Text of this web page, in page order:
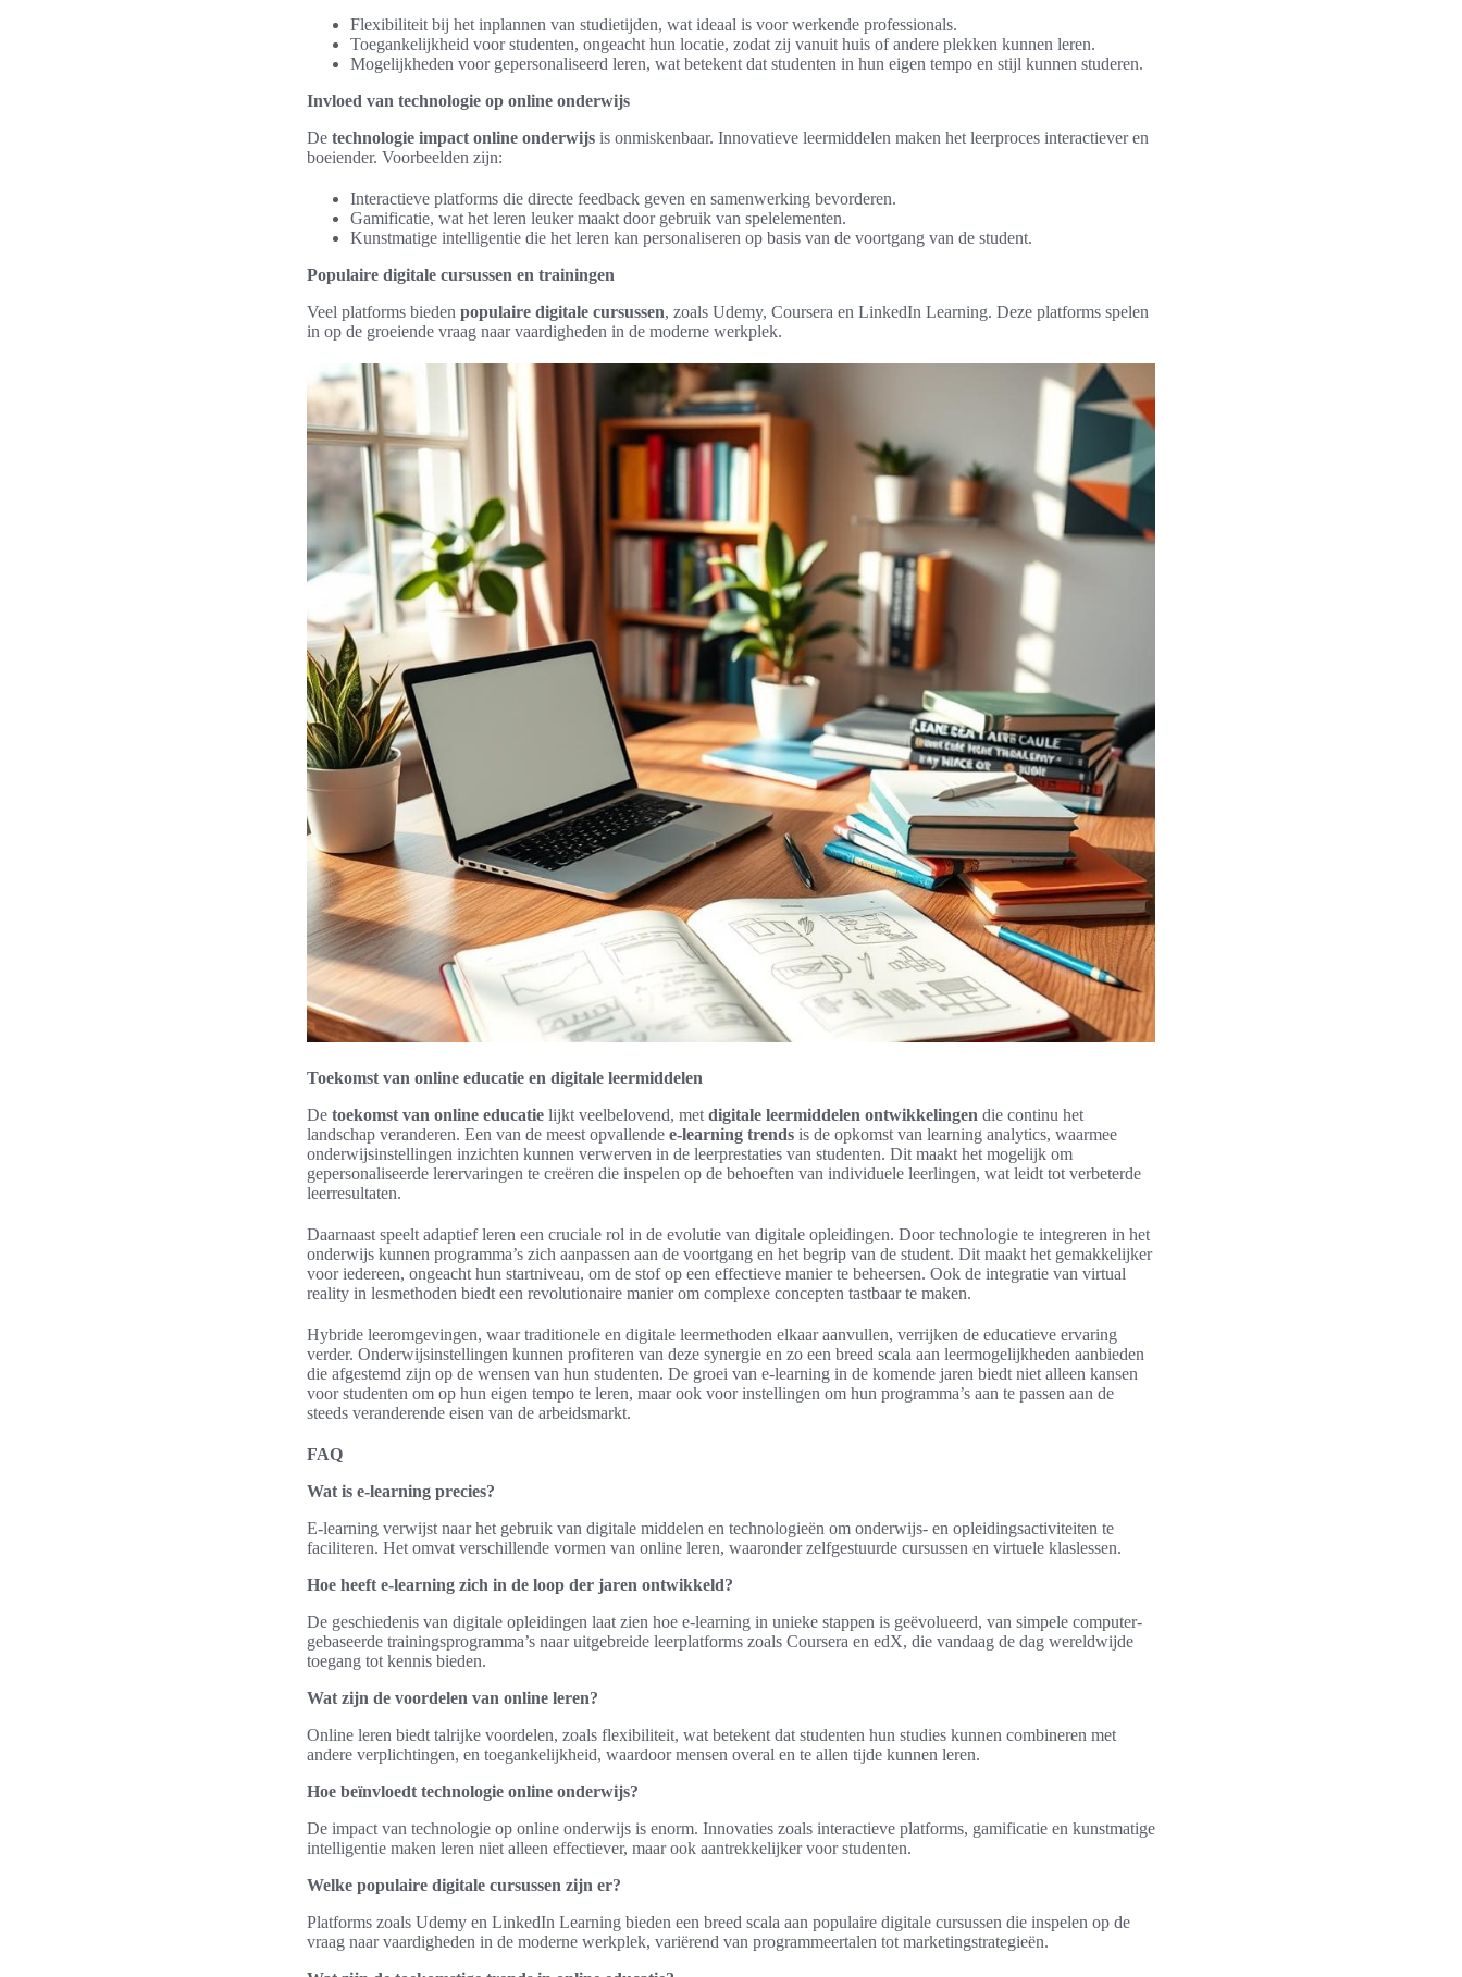
Flexibiliteit bij het inplannen van studietijden, wat ideaal is voor werkende professionals.
Toegankelijkheid voor studenten, ongeacht hun locatie, zodat zij vanuit huis of andere plekken kunnen leren.
Mogelijkheden voor gepersonaliseerd leren, wat betekent dat studenten in hun eigen tempo en stijl kunnen studeren.
Invloed van technologie op online onderwijs
De technologie impact online onderwijs is onmiskenbaar. Innovatieve leermiddelen maken het leerproces interactiever en
boeiender. Voorbeelden zijn:
Interactieve platforms die directe feedback geven en samenwerking bevorderen.
Gamificatie, wat het leren leuker maakt door gebruik van spelelementen.
Kunstmatige intelligentie die het leren kan personaliseren op basis van de voortgang van de student.
Populaire digitale cursussen en trainingen
Veel platforms bieden populaire digitale cursussen, zoals Udemy, Coursera en LinkedIn Learning. Deze platforms spelen
in op de groeiende vraag naar vaardigheden in de moderne werkplek.
Toekomst van online educatie en digitale leermiddelen
De toekomst van online educatie lijkt veelbelovend, met digitale leermiddelen ontwikkelingen die continu het
landschap veranderen. Een van de meest opvallende e-learning trends is de opkomst van learning analytics, waarmee
onderwijsinstellingen inzichten kunnen verwerven in de leerprestaties van studenten. Dit maakt het mogelijk om
gepersonaliseerde lerervaringen te creëren die inspelen op de behoeften van individuele leerlingen, wat leidt tot verbeterde
leerresultaten.
Daarnaast speelt adaptief leren een cruciale rol in de evolutie van digitale opleidingen. Door technologie te integreren in het
onderwijs kunnen programma’s zich aanpassen aan de voortgang en het begrip van de student. Dit maakt het gemakkelijker
voor iedereen, ongeacht hun startniveau, om de stof op een effectieve manier te beheersen. Ook de integratie van virtual
reality in lesmethoden biedt een revolutionaire manier om complexe concepten tastbaar te maken.
Hybride leeromgevingen, waar traditionele en digitale leermethoden elkaar aanvullen, verrijken de educatieve ervaring
verder. Onderwijsinstellingen kunnen profiteren van deze synergie en zo een breed scala aan leermogelijkheden aanbieden
die afgestemd zijn op de wensen van hun studenten. De groei van e-learning in de komende jaren biedt niet alleen kansen
voor studenten om op hun eigen tempo te leren, maar ook voor instellingen om hun programma’s aan te passen aan de
steeds veranderende eisen van de arbeidsmarkt.
FAQ
Wat is e-learning precies?
E-learning verwijst naar het gebruik van digitale middelen en technologieën om onderwijs- en opleidingsactiviteiten te
faciliteren. Het omvat verschillende vormen van online leren, waaronder zelfgestuurde cursussen en virtuele klaslessen.
Hoe heeft e-learning zich in de loop der jaren ontwikkeld?
De geschiedenis van digitale opleidingen laat zien hoe e-learning in unieke stappen is geëvolueerd, van simpele computer-
gebaseerde trainingsprogramma’s naar uitgebreide leerplatforms zoals Coursera en edX, die vandaag de dag wereldwijde
toegang tot kennis bieden.
Wat zijn de voordelen van online leren?
Online leren biedt talrijke voordelen, zoals flexibiliteit, wat betekent dat studenten hun studies kunnen combineren met
andere verplichtingen, en toegankelijkheid, waardoor mensen overal en te allen tijde kunnen leren.
Hoe beïnvloedt technologie online onderwijs?
De impact van technologie op online onderwijs is enorm. Innovaties zoals interactieve platforms, gamificatie en kunstmatige
intelligentie maken leren niet alleen effectiever, maar ook aantrekkelijker voor studenten.
Welke populaire digitale cursussen zijn er?
Platforms zoals Udemy en LinkedIn Learning bieden een breed scala aan populaire digitale cursussen die inspelen op de
vraag naar vaardigheden in de moderne werkplek, variërend van programmeertalen tot marketingstrategieën.